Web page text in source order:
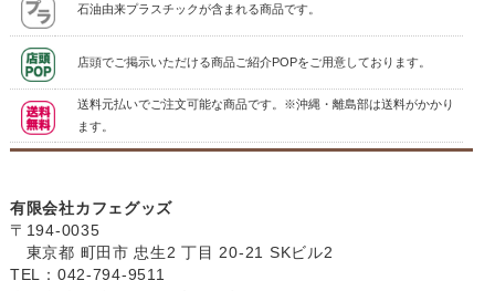
石油由来プラスチックが含まれる商品です。
店頭でご掲示いただける商品ご紹介POPをご用意しております。
送料元払いでご注文可能な商品です。※沖縄・離島部は送料がかかり
ます。
有限会社カフェグッズ
〒194-0035
東京都 町田市 忠生2 丁目 20-21 SKビル2
TEL：042-794-9511